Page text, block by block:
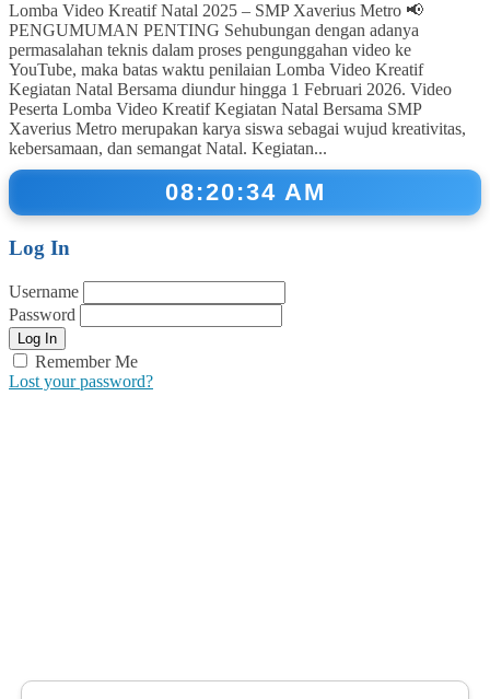
Lomba Video Kreatif Natal 2025 – SMP Xaverius Metro 📢
PENGUMUMAN PENTING Sehubungan dengan adanya
permasalahan teknis dalam proses pengunggahan video ke
YouTube, maka batas waktu penilaian Lomba Video Kreatif
Kegiatan Natal Bersama diundur hingga 1 Februari 2026. Video
Peserta Lomba Video Kreatif Kegiatan Natal Bersama SMP
Xaverius Metro merupakan karya siswa sebagai wujud kreativitas,
kebersamaan, dan semangat Natal. Kegiatan...
08:20:34 AM
Log In
Username
Password
Remember Me
Lost your password?